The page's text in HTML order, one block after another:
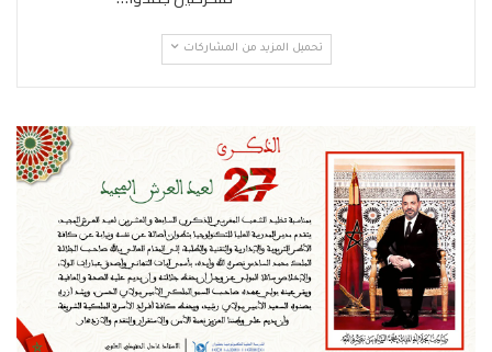
تحميل المزيد من المشاركات